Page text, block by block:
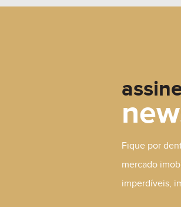
Fique por
mercado
imperdíveis,